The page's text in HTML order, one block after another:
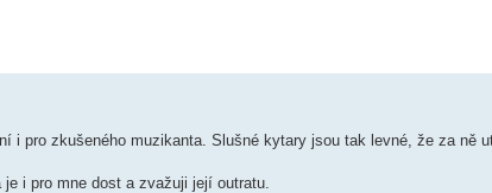
i pro zkušeného muzikanta. Slušné kytary jsou tak levné, že za ně
i pro mne dost a zvažuji její outratu.